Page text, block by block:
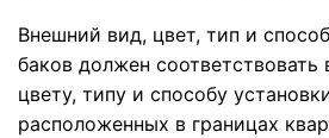
Внешний вид, цвет, тип и
баков должен соответствовать
цвету, типу и способу
расположенных в границах